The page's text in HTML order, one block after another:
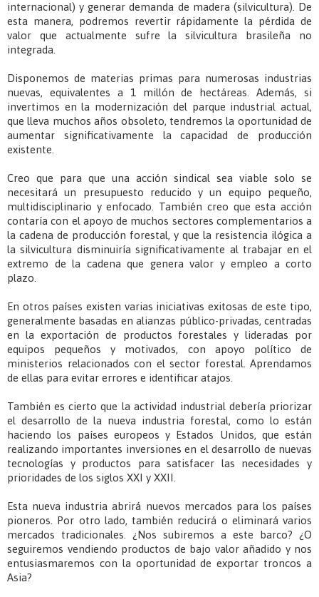
internacional) y generar demanda de madera (silvicultura). De
esta manera, podremos revertir rápidamente la pérdida de
valor que actualmente sufre la silvicultura brasileña no
integrada.
Disponemos de materias primas para numerosas industrias
nuevas, equivalentes a 1 millón de hectáreas. Además, si
invertimos en la modernización del parque industrial actual,
que lleva muchos años obsoleto, tendremos la oportunidad de
aumentar significativamente la capacidad de producción
existente.
Creo que para que una acción sindical sea viable solo se
necesitará un presupuesto reducido y un equipo pequeño,
multidisciplinario y enfocado. También creo que esta acción
contaría con el apoyo de muchos sectores complementarios a
la cadena de producción forestal, y que la resistencia ilógica a
la silvicultura disminuiría significativamente al trabajar en el
extremo de la cadena que genera valor y empleo a corto
plazo.
En otros países existen varias iniciativas exitosas de este tipo,
generalmente basadas en alianzas público-privadas, centradas
en la exportación de productos forestales y lideradas por
equipos pequeños y motivados, con apoyo político de
ministerios relacionados con el sector forestal. Aprendamos
de ellas para evitar errores e identificar atajos.
También es cierto que la actividad industrial debería priorizar
el desarrollo de la nueva industria forestal, como lo están
haciendo los países europeos y Estados Unidos, que están
realizando importantes inversiones en el desarrollo de nuevas
tecnologías y productos para satisfacer las necesidades y
prioridades de los siglos XXI y XXII.
Esta nueva industria abrirá nuevos mercados para los países
pioneros. Por otro lado, también reducirá o eliminará varios
mercados tradicionales. ¿Nos subiremos a este barco? ¿O
seguiremos vendiendo productos de bajo valor añadido y nos
entusiasmaremos con la oportunidad de exportar troncos a
Asia?